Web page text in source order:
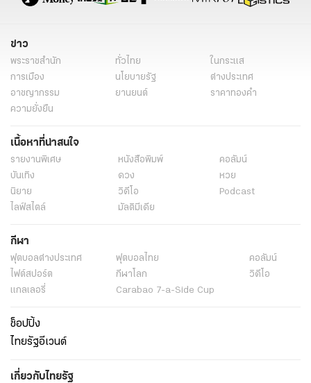
ข่าว
พระราชสำนัก ทั่วไทย
ในกระแส
การเมือง
นโยบายรัฐ
ต่างประเทศ
อาชญากรรม
ยานยนต์
ราคาทองคำ
ความยั่งยืน
เนื้อหาที่น่าสนใจ
รายงานพิเศษ หนังสือพิมพ์
คอลัมน์
บันเทิง
ดวง
หวย
นิยาย
วิดีโอ
Podcast
ไลฟ์สไตล์
มัลติมีเดีย
กีฬา
ฟุตบอลต่่างประเทศ ฟุตบอลไทย
คอลัมน์
ไฟต์สปอร์ต
กีฬาโลก
วิดีโอ
แกลเลอรี่
Carabao 7-a-Side Cup
ช็อปปิ้ง
ไทยรัฐอีเวนต์
เกี่ยวกับไทยรัฐ